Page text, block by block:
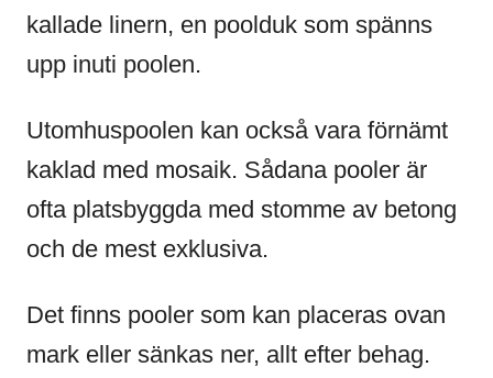
kallade linern, en poolduk som spänns
upp inuti poolen.
Utomhuspoolen kan också vara förnämt
kaklad med mosaik. Sådana pooler är
ofta platsbyggda med stomme av betong
och de mest exklusiva.
Det finns pooler som kan placeras ovan
mark eller sänkas ner, allt efter behag.